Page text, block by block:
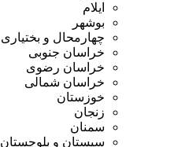
ایلام
بوشهر
چهارمحال و بختیاری
خراسان جنوبی
خراسان رضوی
خراسان شمالی
خوزستان
زنجان
سمنان
سیستان و بلوچستان